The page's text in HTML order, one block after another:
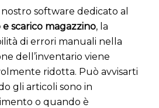
software dedicato al
e scarico magazzino, la
di errori manuali nella
dell’inventario viene
ridotta. Può avvisarti
gli articoli sono in
o quando è